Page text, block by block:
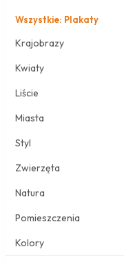
Wszystkie: Plakaty
Krajobrazy
Kwiaty
Liście
Miasta
Styl
Zwierzęta
Natura
Pomieszczenia
Kolory